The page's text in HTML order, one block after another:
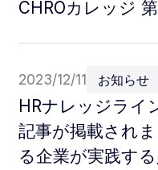
CHROカレッジ
2023/12/11 お知らせ
HRナレッジライ
記事が掲載され
る企業が実践す